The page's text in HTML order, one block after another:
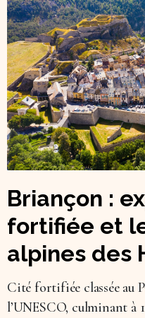
Briançon :
fortifiée et
alpines des
Cité fortifiée classée au
l’UNESCO, culminant à